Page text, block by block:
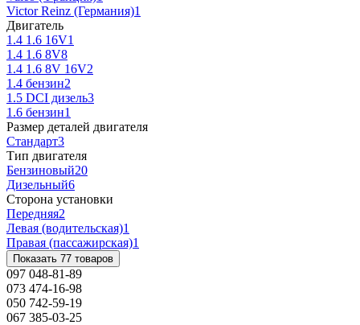
Victor Reinz (Германия)1
Двигатель
1.4 1.6 16V1
1.4 1.6 8V8
1.4 1.6 8V 16V2
1.4 бензин2
1.5 DCI дизель3
1.6 бензин1
Размер деталей двигателя
Стандарт3
Тип двигателя
Бензиновый20
Дизельный6
Сторона установки
Передняя2
Левая (водительская)1
Правая (пассажирская)1
Показать 77 товаров
097 048-81-89
073 474-16-98
050 742-59-19
067 385-03-25